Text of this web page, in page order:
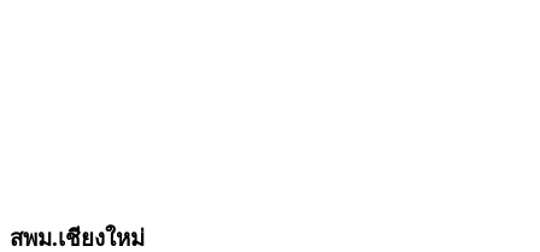
สพม.เชียงใหม่